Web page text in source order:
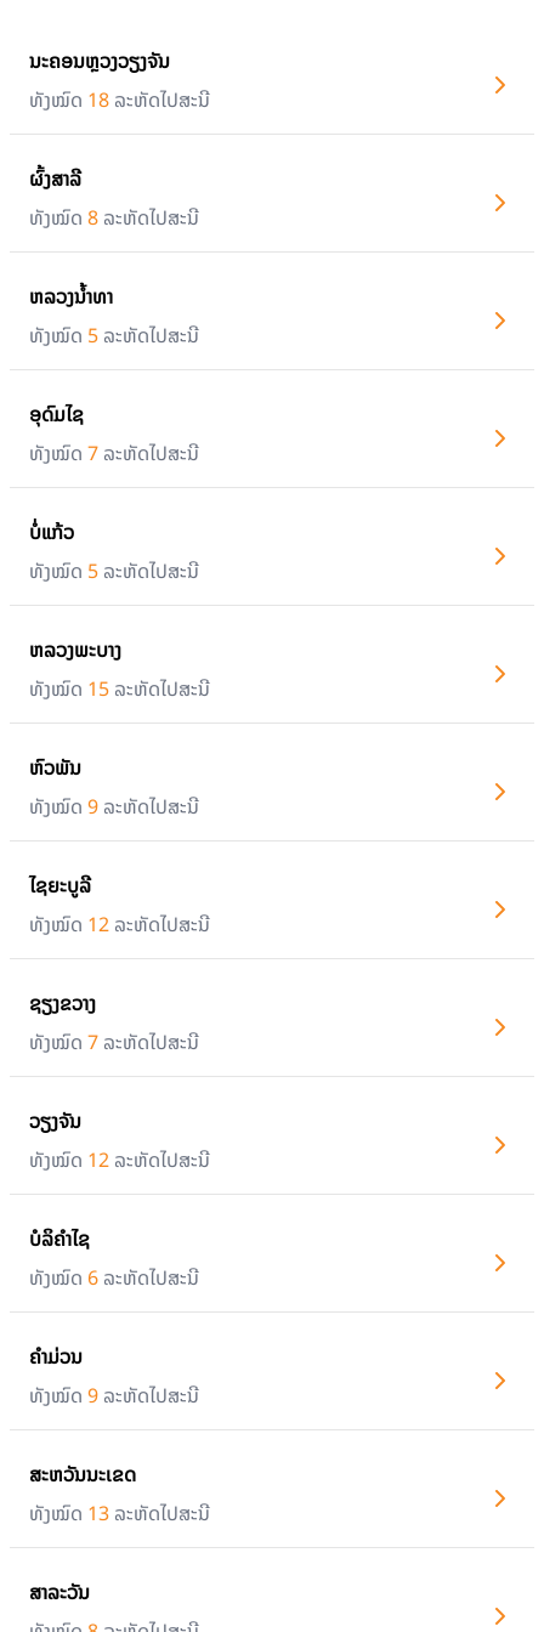
ນະຄອນຫຼວງວຽງຈັນ
ທັງໝົດ 18ລະຫັດໄປສະນີ
ຜົ້ງສາລີ
ທັງໝົດ8ລະຫັດໄປສະນີ
ຫລວງນໍ້າທາ
ທັງໝົດ 5ລະຫັດໄປສະນີ
ອຸດົມໄຊ
ທັງໝົດ7ລະຫັດໄປສະນີ
ບໍ່ແກ້ວ
ທັງໝົດ 5ລະຫັດໄປສະນີ
ຫລວງພະບາງ
ທັງໝົດ 15ລະຫັດໄປສະນີ
ຫົວພັນ
ທັງໝົດ9ລະຫັດໄປສະນີ
ໄຊຍະບູລີ
ທັງໝົດ 12ລະຫັດໄປສະນີ
ຊຽງຂວາງ
ທັງໝົດ7ລະຫັດໄປສະນີ
ວຽງຈັນ
ທັງໝົດ 12ລະຫັດໄປສະນີ
ບໍລິຄຳໄຊ
ທັງໝົດ 6ລະຫັດໄປສະນີ
ຄຳມ່ວນ
ທັງໝົດ9ລະຫັດໄປສະນີ
ສະຫວັນນະເຂດ
ທັງໝົດ 13ລະຫັດໄປສະນີ
ສາລະວັນ